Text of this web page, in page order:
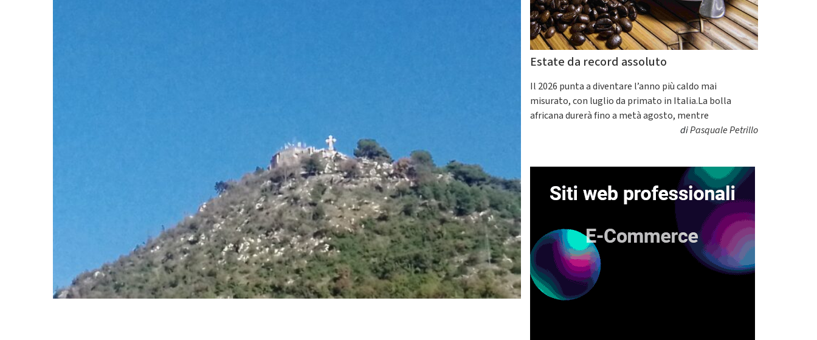
Estate da record assoluto
Il 2026 punta a diventare l’anno più caldo mai
misurato, con luglio da primato in Italia.La bolla
africana durerà fino a metà agosto, mentre
diPasquale Petrillo